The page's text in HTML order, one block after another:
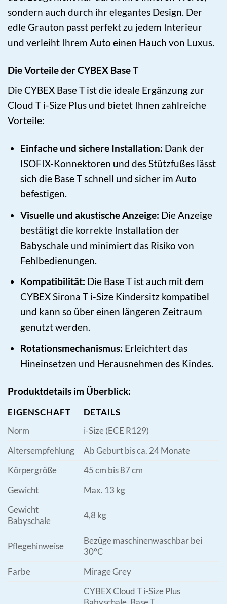
sondern auch durch ihr elegantes Design. Der
edle Grauton passt perfekt zu jedem Interieur
und verleiht Ihrem Auto einen Hauch von Luxus.
Die Vorteile der CYBEX Base T
Die CYBEX Base T ist die ideale Ergänzung zur
Cloud T i-Size Plus und bietet Ihnen zahlreiche
Vorteile:
Einfache und sichere Installation: Dank der
ISOFIX-Konnektoren und des Stützfußes lässt
sich die Base T schnell und sicher im Auto
befestigen.
Visuelle und akustische Anzeige: Die Anzeige
bestätigt die korrekte Installation der
Babyschale und minimiert das Risiko von
Fehlbedienungen.
Kompatibilität: Die Base T ist auch mit dem
CYBEX Sirona T i-Size Kindersitz kompatibel
und kann so über einen längeren Zeitraum
genutzt werden.
Rotationsmechanismus: Erleichtert das
Hineinsetzen und Herausnehmen des Kindes.
Produktdetails im Überblick:
EIGENSCHAFT
DETAILS
Norm
i-Size (ECE R129)
Altersempfehlung
Ab Geburt bis ca. 24 Monate
Körpergröße
45 cm bis 87 cm
Gewicht
Max. 13 kg
Gewicht
Babyschale
4,8 kg
Pflegehinweise
Bezüge maschinenwaschbar bei
30°C
Farbe
Mirage Grey
CYBEX Cloud T i-Size Plus